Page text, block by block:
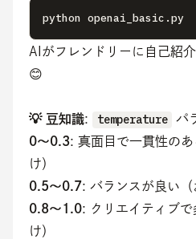
python openai_basic.py
AIがフレンドリーに自己紹
😊
💡 豆知識: temperature
パ
0〜0.3: 真面目で一貫性の
け）
0.5〜0.7: バランスが良い（
0.8〜1.0: クリエイティブ
け）